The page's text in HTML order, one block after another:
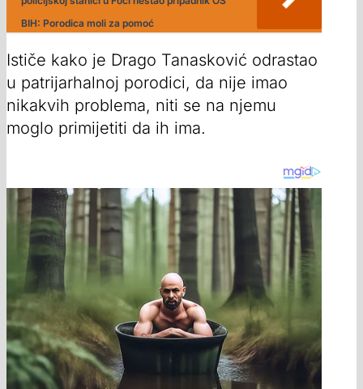
BIH: Porodica moli za pomoć
Ističe kako je Drago Tanasković odrastao
u patrijarhalnoj porodici, da nije imao
nikakvih problema, niti se na njemu
moglo primijetiti da ih ima.